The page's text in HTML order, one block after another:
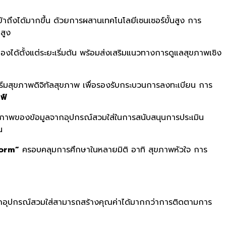
งได้มากขึ้น ด้วยการผสานเทคโนโลยีเซนเซอร์ขั้นสูง การ
ง
ได้ตั้งแต่ระยะเริ่มต้น พร้อมส่งเสริมแนวทางการดูแลสุขภาพเชิง
ขภาพดิจิทัลสุขภาพ เพื่อรองรับกระบวนการลงทะเบียน การ
พของข้อมูลจากอุปกรณ์สวมใส่ในการสนับสนุนการประเมิน
ครอบคลุมการศึกษาในหลายมิติ อาทิ สุขภาพหัวใจ การ
ปกรณ์สวมใส่สามารถสร้างคุณค่าได้มากกว่าการติดตามการ